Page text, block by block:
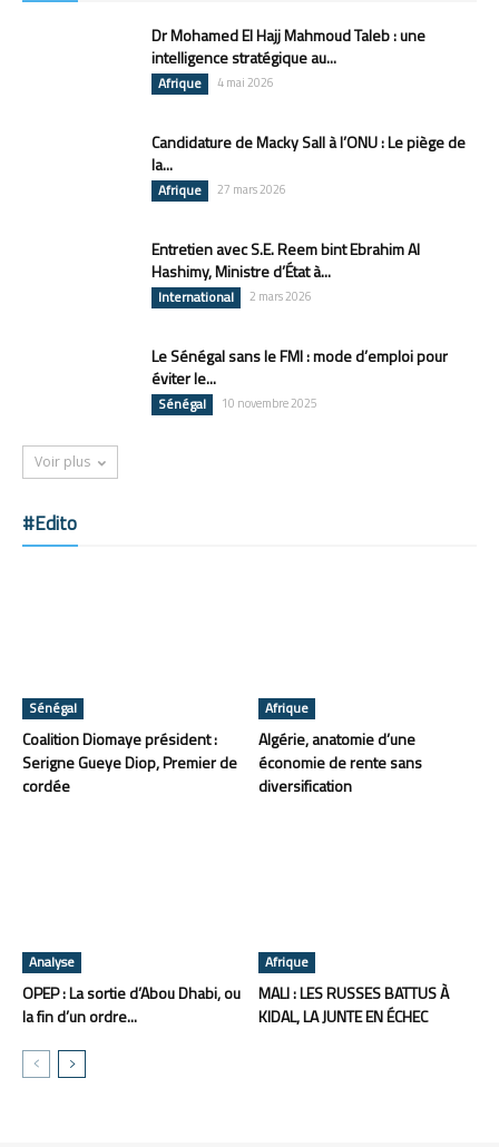
Dr Mohamed El Hajj Mahmoud Taleb : une
intelligence stratégique au...
Afrique 4 mai 2026
Candidature de Macky Sall à l’ONU : Le piège de
la...
Afrique 27 mars 2026
Entretien avec S.E. Reem bint Ebrahim Al
Hashimy, Ministre d’État à...
International 2 mars 2026
Le Sénégal sans le FMI : mode d’emploi pour
éviter le...
Sénégal 10 novembre 2025
Voir plus
#Edito
Sénégal
Coalition Diomaye président :
Serigne Gueye Diop, Premier de
cordée
Afrique
Algérie, anatomie d’une
économie de rente sans
diversification
Analyse
OPEP : La sortie d’Abou Dhabi, ou
la fin d’un ordre...
Afrique
MALI : LES RUSSES BATTUS À
KIDAL, LA JUNTE EN ÉCHEC